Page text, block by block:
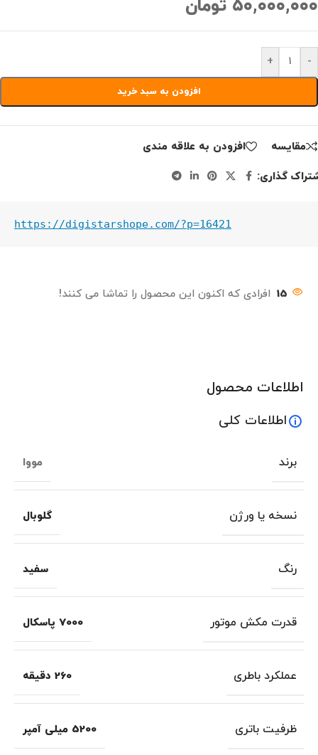
۵۰,۰۰۰,۰۰۰ تومان
-
+
افزودن به سبد خرید
مقايسه
افزودن به علاقه مندی
گذاری:
https://digistarshope.com/?p=16421
15 افرادی که اکنون این محصول را تماشا می کنند!
اطلاعات محصول
اطلاعات کلی
برند مووا
نسخه یا ورژن گلوبال
رنگ سفید
قدرت مکش موتور 7000 پاسکال
عملکرد باطری 260 دقیقه
ظرفیت باتری 5200 میلی آمپر